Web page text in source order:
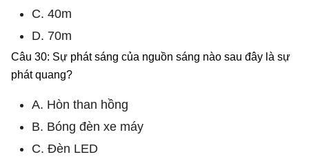
C. 40m
D. 70m
Câu 30: Sự phát sáng của nguồn sáng nào sau đây là sự
phát quang?
A. Hòn than hồng
B. Bóng đèn xe máy
C. Đèn LED